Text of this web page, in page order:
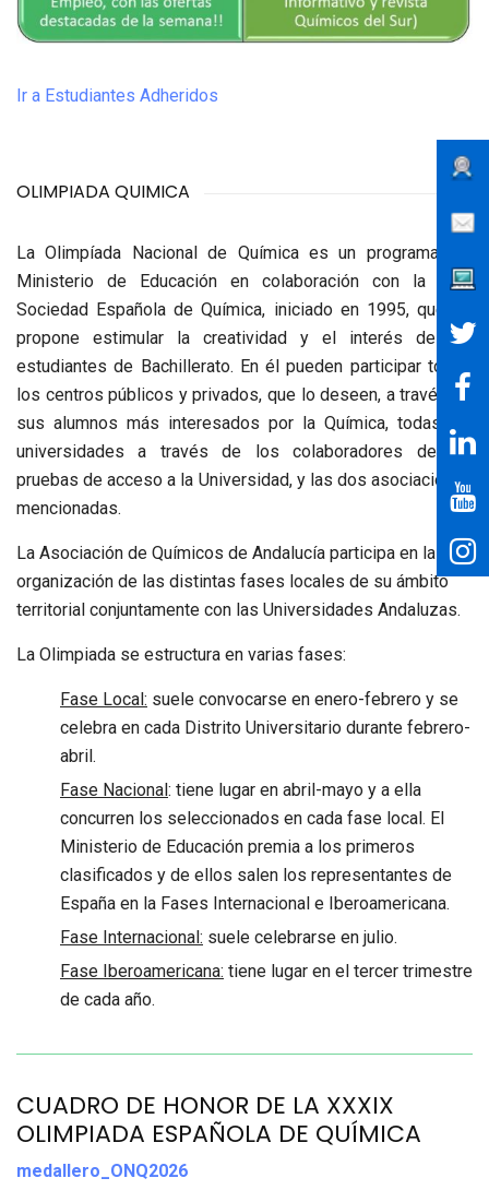
Ir a Estudiantes Adheridos
OLIMPIADA QUIMICA
La Olimpíada Nacional de Química es un programa del
Ministerio de Educación en colaboración con la Real
Sociedad Española de Química, iniciado en 1995, que se
propone estimular la creatividad y el interés de los
estudiantes de Bachillerato. En él pueden participar todos
los centros públicos y privados, que lo deseen, a través de
sus alumnos más interesados por la Química, todas las
universidades a través de los colaboradores de las
pruebas de acceso a la Universidad, y las dos asociaciones
mencionadas.
La Asociación de Químicos de Andalucía participa en la
organización de las distintas fases locales de su ámbito
territorial conjuntamente con las Universidades Andaluzas.
La Olimpiada se estructura en varias fases:
Fase Local: suele convocarse en enero-febrero y se
celebra en cada Distrito Universitario durante febrero-
abril.
Fase Nacional : tiene lugar en abril-mayo y a ella
concurren los seleccionados en cada fase local. El
Ministerio de Educación premia a los primeros
clasificados y de ellos salen los representantes de
España en la Fases Internacional e Iberoamericana.
Fase Internacional: suele celebrarse en julio.
Fase Iberoamericana: tiene lugar en el tercer trimestre
de cada año.
CUADRO DE HONOR DE LA XXXIX
OLIMPIADA ESPAÑOLA DE QUÍMICA
medallero_ONQ2026